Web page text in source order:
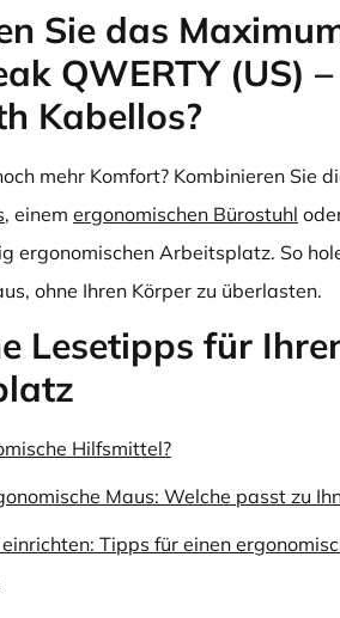
Sie das
QWERTY (US)
Kabellos?
mehr Komfort? Kombinieren Sie
, einem ergonomischen Bürostuhl
ergonomischen Arbeitsplatz. So
ohne Ihren Körper zu überlasten.
Lesetipps für
Hilfsmittel?
Maus: Welche passt zu
Tipps für einen